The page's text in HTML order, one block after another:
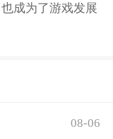
成为了游戏发展
08-06